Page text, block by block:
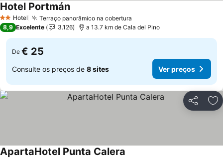
2 Estrelas
Hotel Terraço panorâmico na cobertura
Hotel PortmánVer preços
8,9 Excelente 3.126 a 13.7 km de Cala del Pino
De € 25
Consulte os preços de 8 sites Ver preços
Partilhar
ApartaHotel Punta Calera